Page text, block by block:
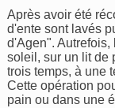
Après avoir été
d'ente sont lavés
d'Agen".
soleil, sur un lit de
trois temps, à une
Cette opération
pain ou dans une